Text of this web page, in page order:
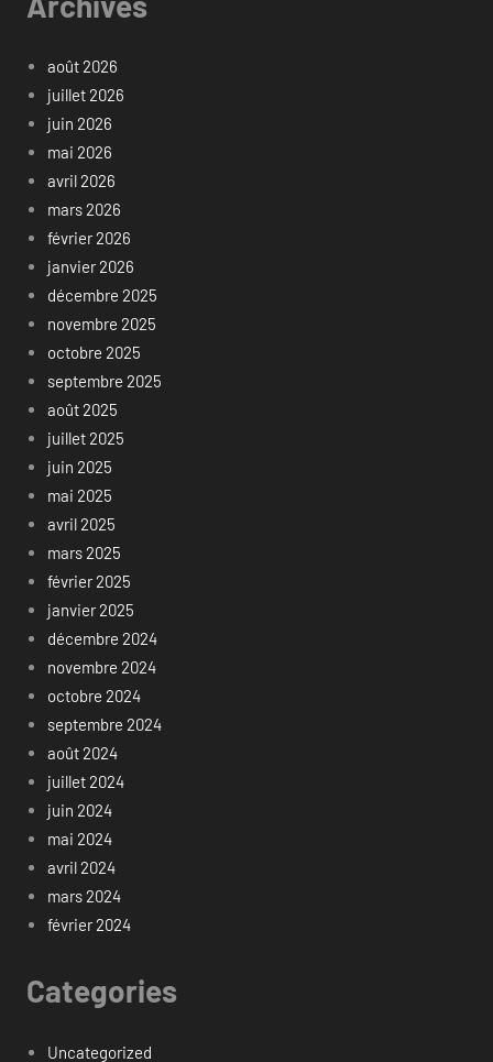
août 2026
juillet 2026
juin 2026
mai 2026
avril 2026
mars 2026
février 2026
janvier 2026
décembre 2025
novembre 2025
octobre 2025
septembre 2025
août 2025
juillet 2025
juin 2025
mai 2025
avril 2025
mars 2025
février 2025
janvier 2025
décembre 2024
novembre 2024
octobre 2024
septembre 2024
août 2024
juillet 2024
juin 2024
mai 2024
avril 2024
mars 2024
février 2024
Categories
Uncategorized